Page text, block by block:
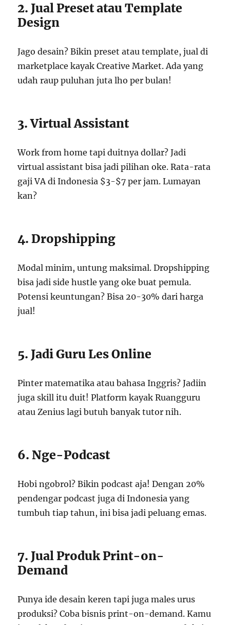
2. Jual Preset atau Template
Design
Jago desain? Bikin preset atau template, jual di
marketplace kayak Creative Market. Ada yang
udah raup puluhan juta lho per bulan!
3. Virtual Assistant
Work from home tapi duitnya dollar? Jadi
virtual assistant bisa jadi pilihan oke. Rata-rata
gaji VA di Indonesia $3-$7 per jam. Lumayan
kan?
4. Dropshipping
Modal minim, untung maksimal. Dropshipping
bisa jadi side hustle yang oke buat pemula.
Potensi keuntungan? Bisa 20-30% dari harga
jual!
5. Jadi Guru Les Online
Pinter matematika atau bahasa Inggris? Jadiin
juga skill itu duit! Platform kayak Ruangguru
atau Zenius lagi butuh banyak tutor nih.
6. Nge-Podcast
Hobi ngobrol? Bikin podcast aja! Dengan 20%
pendengar podcast juga di Indonesia yang
tumbuh tiap tahun, ini bisa jadi peluang emas.
7. Jual Produk Print-on-
Demand
Punya ide desain keren tapi juga males urus
produksi? Coba bisnis print-on-demand. Kamu